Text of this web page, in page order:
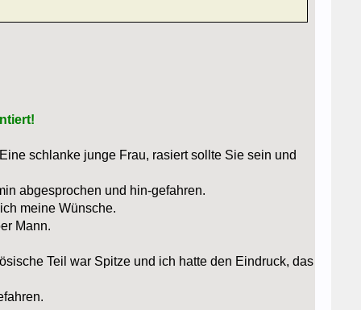
schlanke junge Frau, rasiert sollte Sie sein und
abgesprochen und hin-gefahren.
meine Wünsche.
Mann.
Teil war Spitze und ich hatte den Eindruck, das